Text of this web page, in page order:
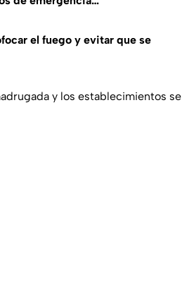
el fuego y evitar que se
y los establecimientos se